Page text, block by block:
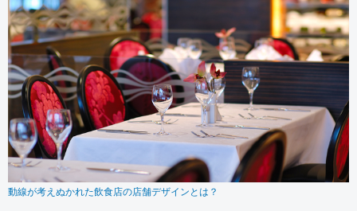
動線が考えぬかれた飲食店の店舗デザインとは？